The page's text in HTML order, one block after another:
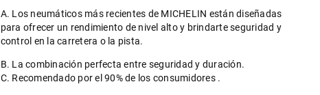
A. Los neumáticos más recientes de MICHELIN están diseñadas
para ofrecer un rendimiento de nivel alto y brindarte seguridad y
control en la carretera o la pista.
B. La combinación perfecta entre seguridad y duración.
C. Recomendado por el 90% de los consumidores .